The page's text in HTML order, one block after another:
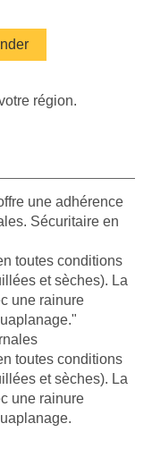
région.
une adhérence
Sécuritaire en
toutes conditions
et sèches). La
une rainure
toutes conditions
et sèches). La
une rainure